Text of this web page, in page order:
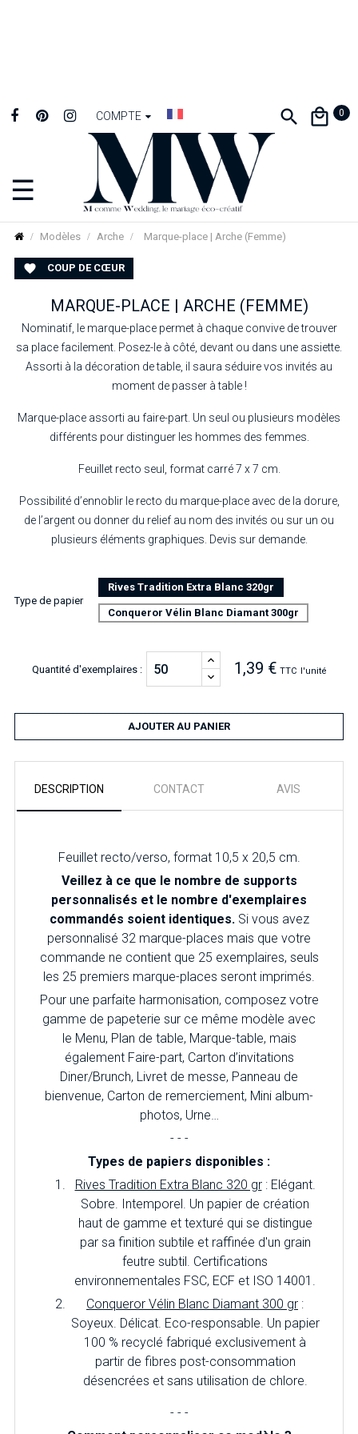
COMPTE 0
Basculer
la
navigation
☰
Modèles Arche Marque-place | Arche (Femme)
 COUP DE CŒUR
MARQUE-PLACE | ARCHE (FEMME)
Nominatif, le marque-place permet à chaque convive de trouver
sa place facilement. Posez-le à côté, devant ou dans une assiette.
Assorti à la décoration de table, il saura séduire vos invités au
moment de passer à table !
Marque-place assorti au faire-part. Un seul ou plusieurs modèles
différents pour distinguer les hommes des femmes.
Feuillet recto seul, format carré 7 x 7 cm.
Possibilité d’ennoblir le recto du marque-place avec de la dorure,
de l’argent ou donner du relief au nom des invités ou sur un ou
plusieurs éléments graphiques. Devis sur demande.
Type de papier
Rives Tradition Extra Blanc 320gr
Conqueror Vélin Blanc Diamant 300gr
Quantité d'exemplaires : 1,39 € TTC l'unité
AJOUTER AU PANIER
DESCRIPTION CONTACT AVIS
Feuillet recto/verso, format 10,5 x 20,5 cm.
Veillez à ce que le nombre de supports
personnalisés et le nombre d'exemplaires
commandés soient identiques. Si vous avez
personnalisé 32 marque-places mais que votre
commande ne contient que 25 exemplaires, seuls
les 25 premiers marque-places seront imprimés.
Pour une parfaite harmonisation, composez votre
gamme de papeterie sur ce même modèle avec
le Menu, Plan de table, Marque-table, mais
également Faire-part, Carton d’invitations
Diner/Brunch, Livret de messe, Panneau de
bienvenue, Carton de remerciement, Mini album-
photos, Urne…
- - -
Types de papiers disponibles :
Rives Tradition Extra Blanc 320 gr: Elégant.
Sobre. Intemporel. Un papier de création
haut de gamme et texturé qui se distingue
par sa finition subtile et raffinée d'un grain
feutre subtil. Certifications
environnementales FSC, ECF et ISO 14001.
Conqueror Vélin Blanc Diamant 300 gr :
Soyeux. Délicat. Eco-responsable. Un papier
100 % recyclé fabriqué exclusivement à
partir de fibres post-consommation
désencrées et sans utilisation de chlore.
- - -